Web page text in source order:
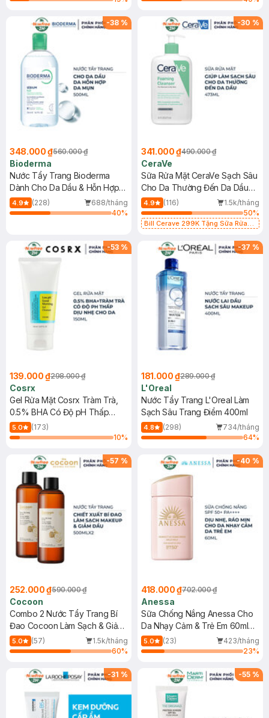
-38 %
348.000 ₫560.000 ₫
Bioderma
Nước Tẩy Trang Bioderma
Dành Cho Da Dầu & Hỗn Hợp
500ml
4.9 (228)
688/tháng
40%
-30 %
341.000 ₫490.000 ₫
CeraVe
Sữa Rửa Mặt CeraVe Sạch Sâu
Cho Da Thường Đến Da Dầu
473ml
4.9 (116)
1.5k/tháng
50%
Bill Cerave 299K Tặng Sữa Rửa
-53 %
139.000 ₫298.000 ₫
Cosrx
Gel Rửa Mặt Cosrx Tràm Trà,
0.5% BHA Có Độ pH Thấp
150ml
5.0
(173)
10%
-37 %
181.000 ₫289.000 ₫
L'Oreal
Nước Tẩy Trang L'Oreal Làm
Sạch Sâu Trang Điểm 400ml
4.8 (298)
734/tháng
64%
-57 %
252.000 ₫590.000 ₫
Cocoon
Combo 2 Nước Tẩy Trang Bí
Đao Cocoon Làm Sạch & Giảm
Dầu 500ml
5.0 (57)
1.5k/tháng
60%
-40 %
418.000 ₫702.000 ₫
Anessa
Sữa Chống Nắng Anessa Cho
Da Nhạy Cảm & Trẻ Em 60ml
(Mới)
5.0 (23)
423/tháng
23%
-31 % -55 %